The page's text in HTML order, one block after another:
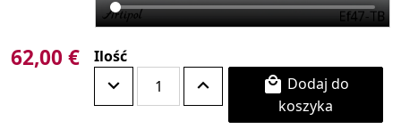
62,00 € Ilość

koszyka